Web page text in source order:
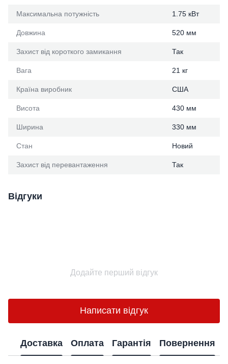
Максимальна потужність 1.75 кВт
Довжина 520 мм
Захист від короткого замикання Так
Вага 21 кг
Країна виробник США
Висота 430 мм
Ширина 330 мм
Стан Новий
Захист від перевантаження Так
Відгуки
Додайте перший відгук
Написати відгук
Доставка Оплата Гарантія Повернення